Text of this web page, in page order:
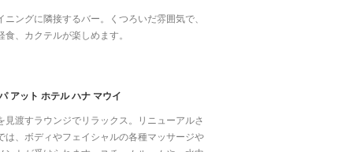
ニングに隣接するバー。くつろいだ雰囲気で、
食、カクテルが楽しめます。
SPA／
アット ホテル ハナ マウイ
見渡すラウンジでリラックス。リニューアルさ
は、ボディやフェイシャルの各種マッサージや